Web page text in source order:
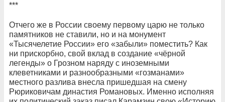
***
Отчего же в России своему первому царю не только
памятников не ставили, но и на монумент
«Тысячелетие России» его «забыли» поместить? Как
ни прискорбно, свой вклад в создание «чёрной
легенды» о Грозном наряду с иноземными
клеветниками и разнообразными «гозманами»
местного разлива внесла пришедшая на смену
Рюриковичам династия Романовых. Именно исполняя